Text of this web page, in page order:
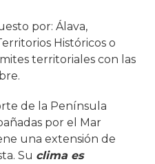
por: Álava,
Históricos o
territoriales con las
de la Península
por el Mar
una extensión de
Su clima es